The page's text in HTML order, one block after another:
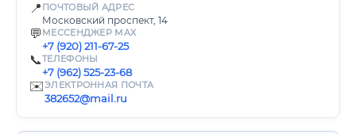
📍 ПОЧТОВЫЙ АДРЕС
Московский проспект, 14
💬 МЕССЕНДЖЕР MAX
+7 (920) 211-67-25
📞ТЕЛЕФОНЫ
+7 (962) 525-23-68
✉️ЭЛЕКТРОННАЯ ПОЧТА
382652@mail.ru